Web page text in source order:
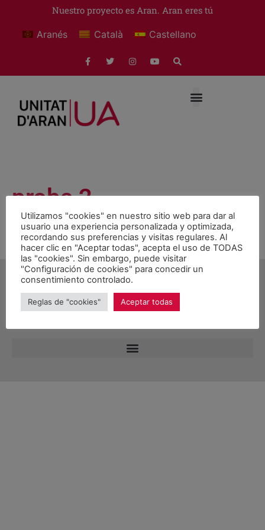
Nuestro proyecto es Aran. Aran eres tú
Aranés Català Castellano
proba 2
Preguntas y demandas mayo 15, 2017
Utilizamos "cookies" en nuestro sitio web para dar al
usuario una experiencia personalizada y optimizada,
recordando sus preferencias y visitas regulares. Al
hacer clic en "Aceptar todas", acepta el uso de TODAS
las "cookies". Sin embargo, puede visitar
"Configuración de cookies" para concedir un
consentimiento controlado.
Reglas de "cookies" Aceptar todas